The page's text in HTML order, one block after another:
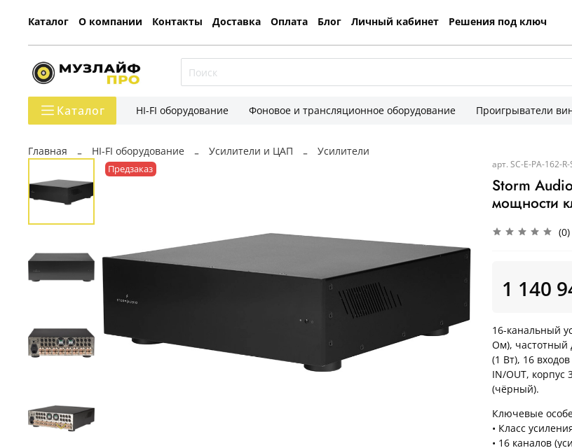
Каталог О компании Контакты Доставка Оплата Блог Личный кабинет Решения под ключ
Каталог HI-FI оборудование Фоновое и трансляционное оборудование Проигрыватели
Главная HI-FI оборудование Усилители и ЦАП Усилители
Предзаказ арт. SC-E-PA-162-R-
Storm
мощности
(0)
1 140
16-канальный
Ом), частотный
(1 Вт), 16
IN/OUT, корпус
(чёрный).
Ключевые
• Класс
• 16 каналов